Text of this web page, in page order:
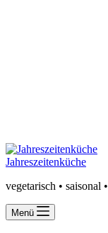
Jahreszeitenküche
vegetarisch • saisonal
Menü